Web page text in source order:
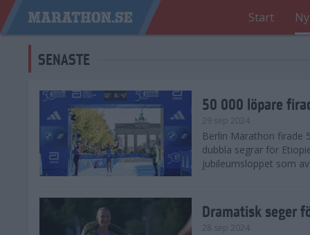
Start
SENASTE
50 000 löpare
29 sep 2024
Berlin Marathon firade
dubbla segrar för
jubileumsloppet som
Dramatisk seger
28 sep 2024